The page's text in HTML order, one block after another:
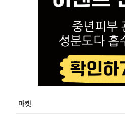
마켓